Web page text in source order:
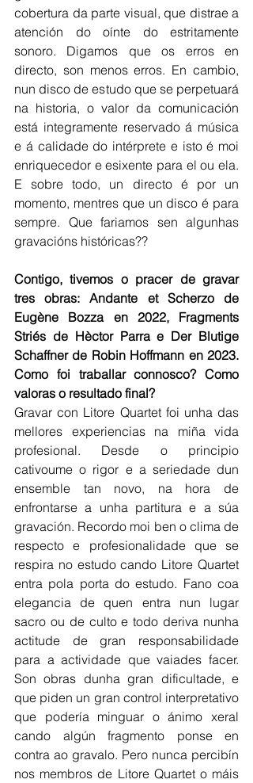
cobertura da parte visual, que distrae a
atención do oínte do estritamente
sonoro. Digamos que os erros en
directo, son menos erros. En cambio,
nun disco de estudo que se perpetuará
na historia, o valor da comunicación
está integramente reservado á música
e á calidade do intérprete e isto é moi
enriquecedor e esixente para el ou ela.
E sobre todo, un directo é por un
momento, mentres que un disco é para
sempre. Que fariamos sen algunhas
gravacións históricas??
Contigo, tivemos o pracer de gravar
tres obras: Andante et Scherzo de
Eugène Bozza en 2022, Fragments
Striés de Hèctor Parra e Der Blutige
Schaffner de Robin Hoffmann en 2023.
Como foi traballar connosco? Como
valoras o resultado final?
Gravar con Litore Quartet foi unha das
mellores experiencias na miña vida
profesional. Desde o principio
cativoume o rigor e a seriedade dun
ensemble tan novo, na hora de
enfrontarse a unha partitura e a súa
gravación. Recordo moi ben o clima de
respecto e profesionalidade que se
respira no estudo cando Litore Quartet
entra pola porta do estudo. Fano coa
elegancia de quen entra nun lugar
sacro ou de culto e todo deriva nunha
actitude de gran responsabilidade
para a actividade que vaiades facer.
Son obras dunha gran dificultade, e
que piden un gran control interpretativo
que podería minguar o ánimo xeral
cando algún fragmento ponse en
contra ao gravalo. Pero nunca percibín
nos membros de Litore Quartet o máis